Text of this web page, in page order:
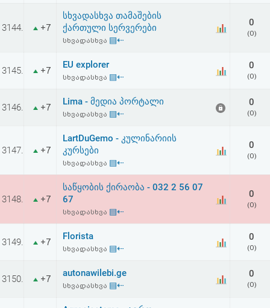
პაროლის
აღდგენა
HTML
შეთანხმება
და
პასუხისმგებლობის
უარყოფა
3144. +7
სხვადასხვა თამაშების
ქართული სერვერები
სხვადასხვა ▤⇠
0
(0)
3145. +7
EU explorer
სხვადასხვა ▤⇠
0
(0)
3146. +7
Lima - მედია პორტალი
სხვადასხვა ▤⇠
0
(0)
3147. +7
LartDuGemo - კულინარიის
კურსები
სხვადასხვა ▤⇠
0
(0)
3148. +7
საწყობის ქირაობა - 032 2 56 07
67
სხვადასხვა ▤⇠
0
(0)
3149. +7
Florista
სხვადასხვა ▤⇠
0
(0)
3150. +7
autonawilebi.ge
სხვადასხვა ▤⇠
0
(0)